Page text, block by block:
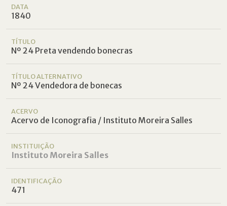
DATA
1840
TÍTULO
Nº 24 Preta vendendo bonecras
TÍTULO ALTERNATIVO
Nº 24 Vendedora de bonecas
ACERVO
Acervo de Iconografia / Instituto Moreira Salles
INSTITUIÇÃO
Instituto Moreira Salles
IDENTIFICAÇÃO
471